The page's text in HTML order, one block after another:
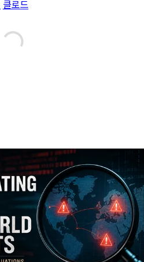
클로드